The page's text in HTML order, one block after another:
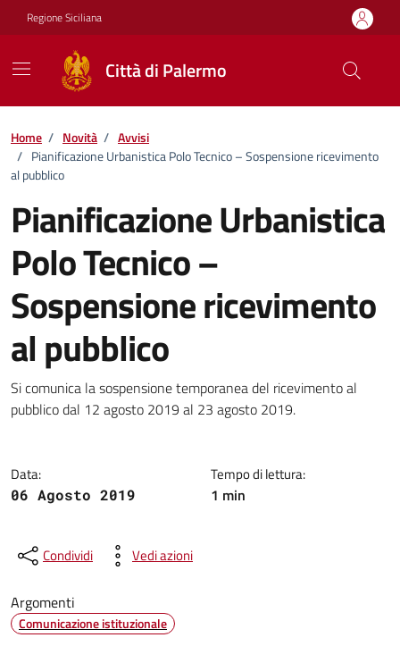
Vai ai contenuti
Vai al footer
Regione Siciliana
Città di Palermo
Home / Novità / Avvisi
/ Pianificazione Urbanistica Polo Tecnico – Sospensione ricevimento
al pubblico
Pianificazione Urbanistica
Polo Tecnico –
Sospensione ricevimento
al pubblico
Dettagli della notizia
Si comunica la sospensione temporanea del ricevimento al
pubblico dal 12 agosto 2019 al 23 agosto 2019.
Data:
06 Agosto 2019
Tempo di lettura:
1 min
Condividi Vedi azioni
Argomenti
Comunicazione istituzionale